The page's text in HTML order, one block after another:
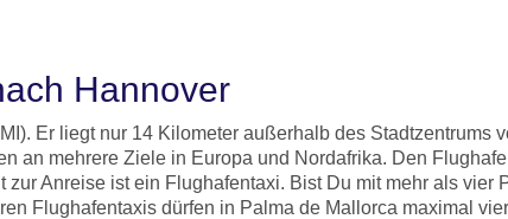
Hannover
Er liegt nur 14 Kilometer außerhalb des Stadtzentrums
an mehrere Ziele in Europa und Nordafrika. Den
Anreise ist ein Flughafentaxi. Bist Du mit mehr als vier
Flughafentaxis dürfen in Palma de Mallorca maximal